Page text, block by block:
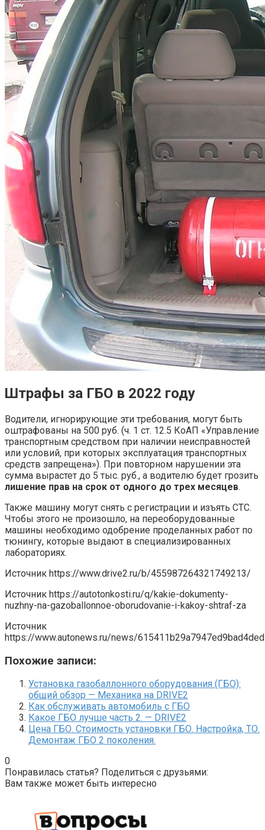
Штрафы за ГБО в 2022 году
Водители, игнорирующие эти требования, могут быть
оштрафованы на 500 руб. (ч. 1 ст. 12.5 КоАП «Управление
транспортным средством при наличии неисправностей
или условий, при которых эксплуатация транспортных
средств запрещена»). При повторном нарушении эта
сумма вырастет до 5 тыс. руб., а водителю будет грозить
лишение прав на срок от одного до трех месяцев.
Также машину могут снять с регистрации и изъять СТС.
Чтобы этого не произошло, на переоборудованные
машины необходимо одобрение проделанных работ по
тюнингу, которые выдают в специализированных
лабораториях.
Источник https://www.drive2.ru/b/455987264321749213/
Источник https://autotonkosti.ru/q/kakie-dokumenty-
nuzhny-na-gazoballonnoe-oborudovanie-i-kakoy-shtraf-za
Источник
https://www.autonews.ru/news/615411b29a7947ed9bad4ded
Похожие записи:
Установка газобаллонного оборудования (ГБО):
общий обзор — Механика на DRIVE2
Как обслуживать автомобиль с ГБО
Какое ГБО лучше часть 2. — DRIVE2
Цена ГБО. Стоимость установки ГБО. Настройка, ТО.
Демонтаж ГБО 2 поколения.
0
Понравилась статья? Поделиться с друзьями:
Вам также может быть интересно